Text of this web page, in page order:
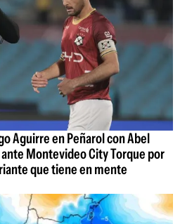
Aguirre en Peñarol con Abel
Montevideo City Torque por
que tiene en mente